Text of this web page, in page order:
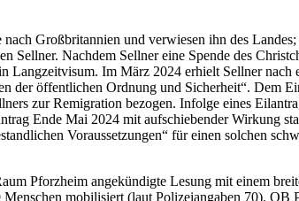
Großbritannien und verwiesen ihn des
Sellner. Nachdem Sellner eine Spende des
Langzeitvisum. Im März 2024 erhielt Sellner
öffentlichen Ordnung und Sicherheit“. Dem
zur Remigration bezogen. Infolge eines
Ende Mai 2024 mit aufschiebender Wirkung
Voraussetzungen“ für einen solchen
Pforzheim angekündigte Lesung mit einem
mobilisiert (laut Polizeiangaben 70).